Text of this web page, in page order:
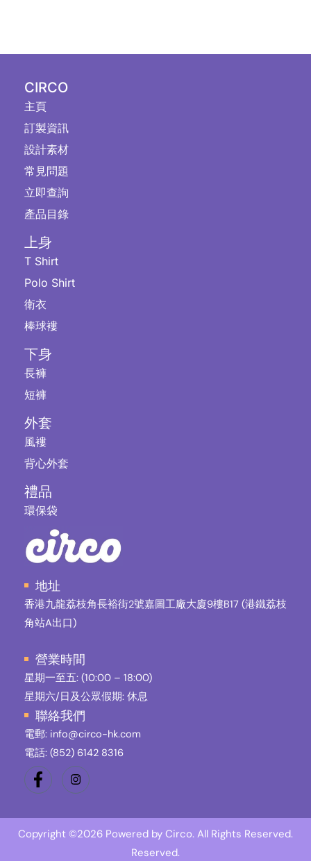
CIRCO
主頁
訂製資訊
設計素材
常見問題
立即查詢
產品目錄
上身
T Shirt
Polo Shirt
衛衣
棒球褸
下身
長褲
短褲
外套
風褸
背心外套
禮品
環保袋
地址
香港九龍荔枝角長裕街2號嘉圖工廠大廈9樓B17 (港鐵荔枝
角站A出口)
營業時間
星期一至五: (10:00 – 18:00)
星期六/日及公眾假期: 休息
聯絡我們
電郵: info@circo-hk.com
電話: (852) 6142 8316
Copyright ©2026 Powered by Circo. All Rights Reserved.
Reserved.